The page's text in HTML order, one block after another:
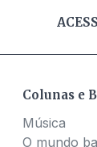
Colunas e
Música
O mundo